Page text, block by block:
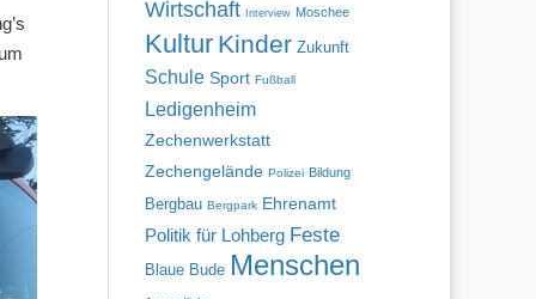
Wirtschaft Interview Moschee
Kultur Kinder Zukunft
Schule Sport Fußball
Ledigenheim
Zechenwerkstatt
Zechengelände Polizei Bildung
Bergbau Bergpark Ehrenamt
Politik für Lohberg Feste
Blaue Bude Menschen